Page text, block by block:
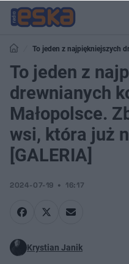
To jeden z najpiękniejszych
Zbudowano go we wsi, która już nie
To jeden z
drewnianych
Małopolsce.
wsi, która już
[GALERIA]
2024-07-19 16:17
Krystian Janik